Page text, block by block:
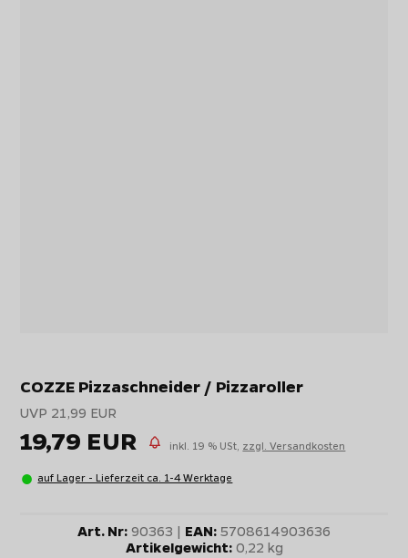
COZZE Pizzaschneider / Pizzaroller
UVP 21,99 EUR
19,79 EUR inkl. 19 % USt, zzgl. Versandkosten
auf Lager - Lieferzeit ca. 1-4 Werktage
Art. Nr: 90363 | EAN: 5708614903636
Artikelgewicht:0,22 kg